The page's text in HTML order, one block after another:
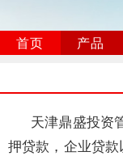
首页 产品
天津鼎盛投资
押贷款，企业贷